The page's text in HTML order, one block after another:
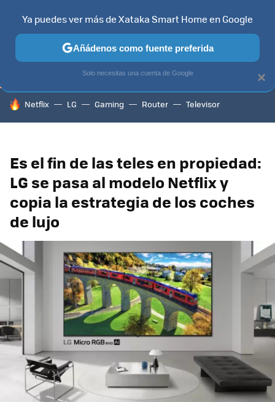
TELEVISORES CONTENIDOS SMART TV SELECCIÓN
HOY SE HABLA DE
Netflix LG Gaming Router Televisor
Es el fin de las teles en propiedad:
LG se pasa al modelo Netflix y
copia la estrategia de los coches
de lujo
×
Ya puedes ver más de Xataka Smart Home en Google
Añádenos como fuente preferida
Solo necesitas una cuenta de Google